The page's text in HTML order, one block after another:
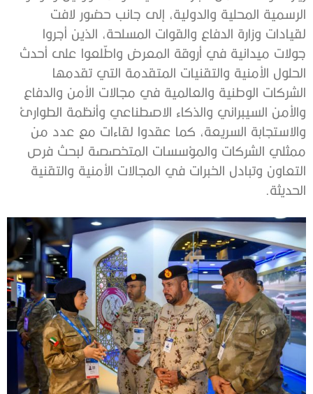
الرسمية المحلية والدولية، إلى جانب حضور لافت
لقيادات وزارة الدفاع والقوات المسلحة، الذين أجروا
جولات ميدانية في أروقة المعرض واطّلعوا على أحدث
الحلول الأمنية والتقنيات المتقدمة التي تقدمها
الشركات الوطنية والعالمية في مجالات الأمن والدفاع
والأمن السيبراني والذكاء الاصطناعي وأنظمة الطوارئ
والاستجابة السريعة، كما عقدوا لقاءات مع عدد من
ممثلي الشركات والمؤسسات المتخصصة لبحث فرص
التعاون وتبادل الخبرات في المجالات الأمنية والتقنية
الحديثة.